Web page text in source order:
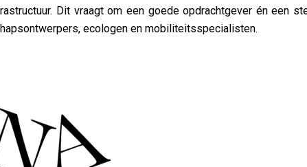
Dit vraagt om een goede opdrachtgever én een
ecologen en mobiliteitsspecialisten.